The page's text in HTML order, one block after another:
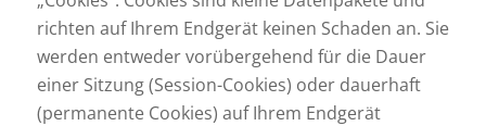
richten auf Ihrem Endgerät keinen Schaden an. Sie
werden entweder vorübergehend für die Dauer
einer Sitzung (Session-Cookies) oder dauerhaft
(permanente Cookies) auf Ihrem Endgerät